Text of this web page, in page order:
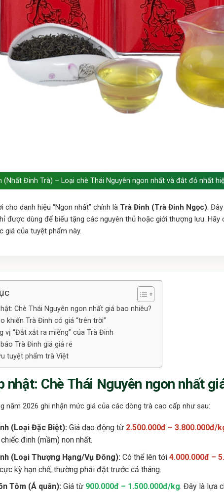
(Nhất Đinh Trà) – Loại chè Thái Nguyên ngon nhất và đắt đỏ nhất
cho danh hiệu “Ngon nhất” chính là Trà Đinh (Trà Đinh Ngọc).
được dùng để biếu tặng các nguyên thủ hoặc giới thượng lưu. Hãy
giá của tuyệt phẩm này.
Chè Thái Nguyên ngon nhất giá bao nhiêu?
khiến Trà Đinh có giá “trên trời”
vị “Đắt xắt ra miếng” của Trà Đinh
Trà Đinh giả giá rẻ
tuyệt phẩm trà Việt
nhật: Chè Thái Nguyên ngon nhất
năm 2026 ghi nhận mức giá của các dòng trà cao cấp như sau:
(Loại Đặc Biệt):Giá dao động từ 2.500.000đ – 3.800.000đ/
đinh (mầm) non nhất.
(Loại Thượng Hạng/Vụ Đông): Có thể lên tới 4.000.000đ –
kỳ hạn chế, thường phải đặt trước cả tháng.
Tôm (Á quân):Giá từ 900.000đ – 1.500.000đ/kg. Đây là lựa